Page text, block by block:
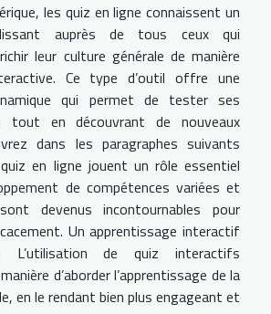
les quiz en ligne connaissent un
auprès de tous ceux qui
leur culture générale de manière
Ce type d’outil offre une
qui permet de tester ses
tout en découvrant de nouveaux
dans les paragraphes suivants
en ligne jouent un rôle essentiel
de compétences variées et
devenus incontournables pour
Un apprentissage interactif
de quiz interactifs
d’aborder l’apprentissage de la
en le rendant bien plus engageant et